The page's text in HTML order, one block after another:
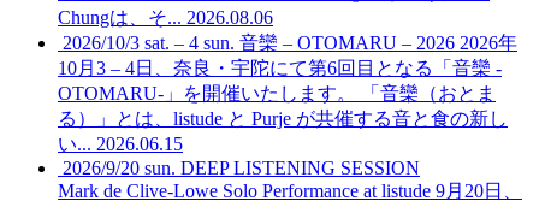
Chungは、そ... 2026.08.06
2026/10/3 sat. – 4 sun. 音欒 – OTOMARU – 2026 2026年
10月3 – 4日、奈良・宇陀にて第6回目となる「音欒 -
OTOMARU-」を開催いたします。 「音欒（おとま
る）」とは、listude と Purje が共催する音と食の新し
い... 2026.06.15
2026/9/20 sun. DEEP LISTENING SESSION
Mark de Clive-Lowe Solo Performance at listude 9月20日、